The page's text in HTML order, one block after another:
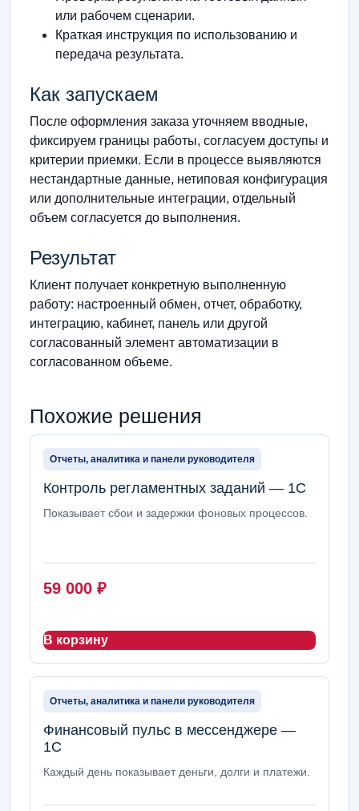
или рабочем сценарии.
Краткая инструкция по использованию и
передача результата.
Как запускаем
После оформления заказа уточняем вводные,
фиксируем границы работы, согласуем доступы и
критерии приемки. Если в процессе выявляются
нестандартные данные, нетиповая конфигурация
или дополнительные интеграции, отдельный
объем согласуется до выполнения.
Результат
Клиент получает конкретную выполненную
работу: настроенный обмен, отчет, обработку,
интеграцию, кабинет, панель или другой
согласованный элемент автоматизации в
согласованном объеме.
Похожие решения
Отчеты, аналитика и панели руководителя
Контроль регламентных заданий — 1С
Показывает сбои и задержки фоновых процессов.
59 000 ₽
В корзину
Отчеты, аналитика и панели руководителя
Финансовый пульс в мессенджере —
1С
Каждый день показывает деньги, долги и платежи.